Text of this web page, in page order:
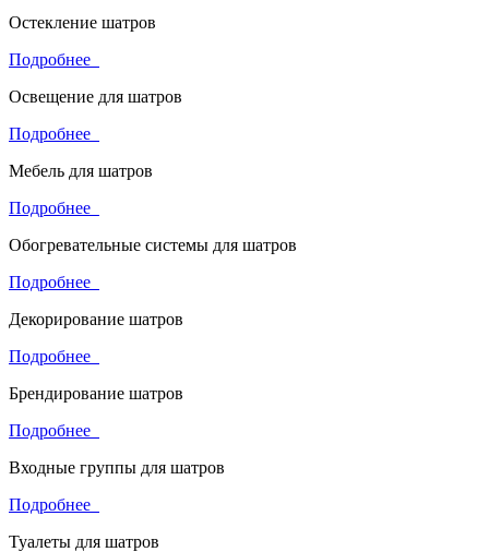
Остекление шатров
Подробнее
Освещение для шатров
Подробнее
Мебель для шатров
Подробнее
Обогревательные системы для шатров
Подробнее
Декорирование шатров
Подробнее
Брендирование шатров
Подробнее
Входные группы для шатров
Подробнее
Туалеты для шатров